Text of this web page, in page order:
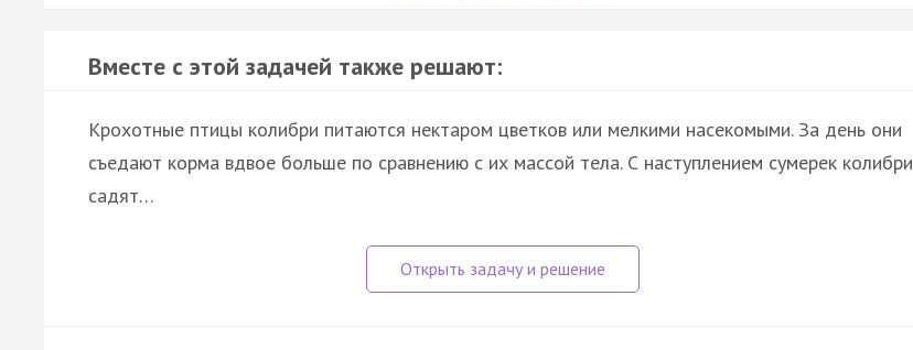
Вместе с этой задачей также решают:
Крохотные птицы колибри питаются нектаром цветков или мелкими насекомыми. За день они
съедают корма вдвое больше по сравнению с их массой тела. С наступлением сумерек колибри
садят…